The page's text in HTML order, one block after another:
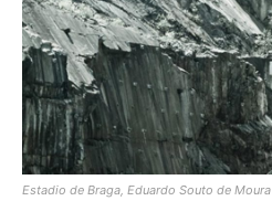
Estadio de Braga, Eduardo Souto de Moura